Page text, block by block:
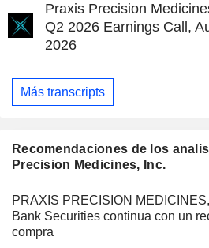
Praxis Precision
Q2 2026 Earnings Call,
2026
Más transcripts
Recomendaciones de los
Precision Medicines, Inc.
PRAXIS PRECISION
Bank Securities continua con un
compra